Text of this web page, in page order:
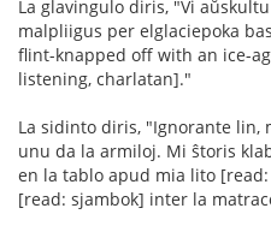
La glavingulo diris, "Vi
malpliigus per elglaciepoka
flint-knapped off with an ice-
listening, charlatan]."
La sidinto diris, "Ignorante lin,
unu da la armiloj. Mi ŝtoris
en la tablo apud mia lito
[read: sjambok] inter la